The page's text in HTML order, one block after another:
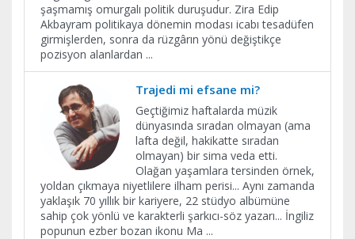
şaşmamış omurgalı politik duruşudur. Zira Edip
Akbayram politikaya dönemin modası icabı tesadüfen
girmişlerden, sonra da rüzgârın yönü değiştikçe
pozisyon alanlardan ...
Trajedi mi efsane mi?
Geçtiğimiz haftalarda müzik
dünyasında sıradan olmayan (ama
lafta değil, hakikatte sıradan
olmayan) bir sima veda etti.
Olağan yaşamlara tersinden örnek,
yoldan çıkmaya niyetlilere ilham perisi... Aynı zamanda
yaklaşık 70 yıllık bir kariyere, 22 stüdyo albümüne
sahip çok yönlü ve karakterli şarkıcı-söz yazarı... İngiliz
popunun ezber bozan ikonu Ma ...